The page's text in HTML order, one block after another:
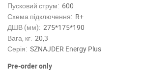
Пусковий струм: 600
Схема підключення: R+
ДШВ (мм): 275*175*190
Вага, кг: 20,3
Серія: SZNAJDER Energy Plus
Pre-order only